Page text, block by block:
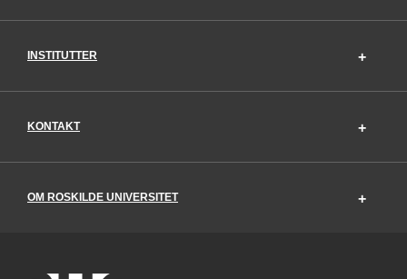
INSTITUTTER
KONTAKT
OM ROSKILDE UNIVERSITET